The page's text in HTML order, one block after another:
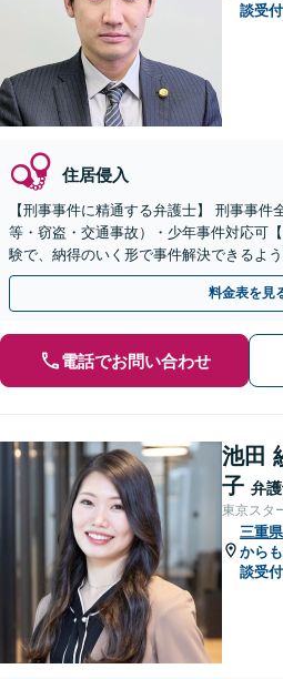
談受
住居侵入
【刑事事件に精通する弁護士】 刑事事件
等・窃盗・交通事故）・少年事件対応可
験で、納得のいく形で事件解決できるよ
も可能】取り調べ時のアドバイスをしま
料金表を見
電話でお問い合わせ
池田
子 弁
東京スタ
三重県
から
談受